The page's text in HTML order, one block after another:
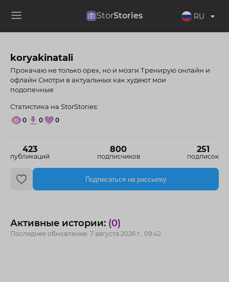
StorStories RU
koryakinatali
423
публикаций
800
подписчиков
251
подписок
Прокачаю не только орех, но и мозги Тренирую онлайн и
офлайн Смотри в актуальных как худеют мои
подопечные
Статистика на StorStories:
0 0 0
Подписаться на рассылку
Активные истории: (0)
Последнее обновление: 7 августа 2026 г., 09:42